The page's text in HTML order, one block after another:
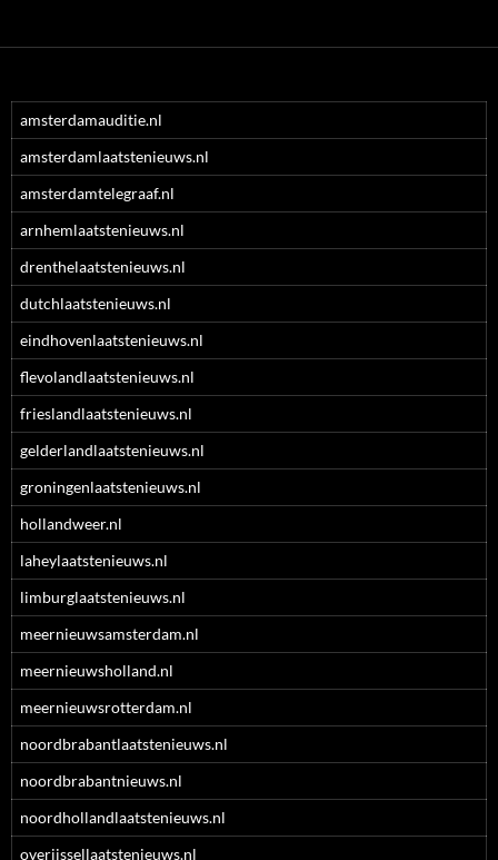
amsterdamauditie.nl
amsterdamlaatstenieuws.nl
amsterdamtelegraaf.nl
arnhemlaatstenieuws.nl
drenthelaatstenieuws.nl
dutchlaatstenieuws.nl
eindhovenlaatstenieuws.nl
flevolandlaatstenieuws.nl
frieslandlaatstenieuws.nl
gelderlandlaatstenieuws.nl
groningenlaatstenieuws.nl
hollandweer.nl
laheylaatstenieuws.nl
limburglaatstenieuws.nl
meernieuwsamsterdam.nl
meernieuwsholland.nl
meernieuwsrotterdam.nl
noordbrabantlaatstenieuws.nl
noordbrabantnieuws.nl
noordhollandlaatstenieuws.nl
overijssellaatstenieuws.nl